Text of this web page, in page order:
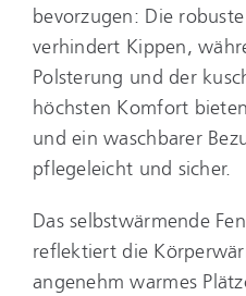
bevorzugen: Die
verhindert Kippen,
Polsterung und der
höchsten Komfort
und ein waschbarer
pflegeleicht und sicher.
Das selbstwärmende
reflektiert die
angenehm warmes